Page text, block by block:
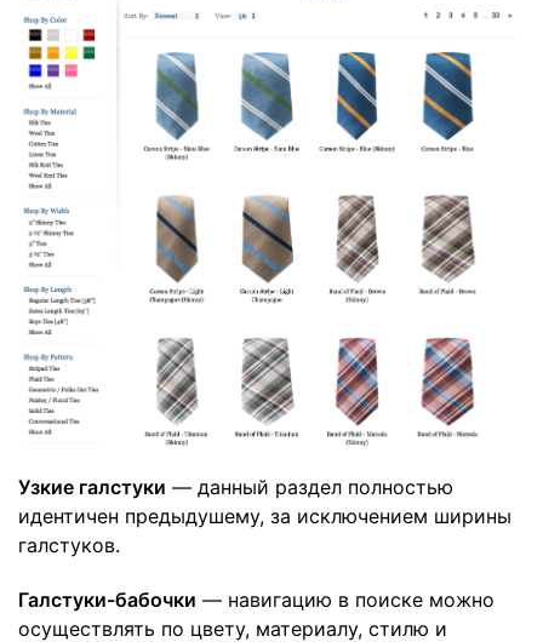
Узкие галстуки — данный раздел полностью
идентичен предыдушему, за исключением ширины
галстуков.
Галстуки-бабочки — навигацию в поиске можно
осуществлять по цвету, материалу, стилю и